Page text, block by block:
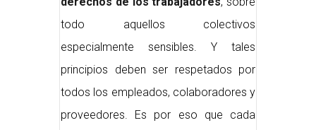
todo aquellos colectivos
especialmente sensibles. Y tales
principios deben ser respetados por
todos los empleados, colaboradores y
proveedores. Es por eso que cada